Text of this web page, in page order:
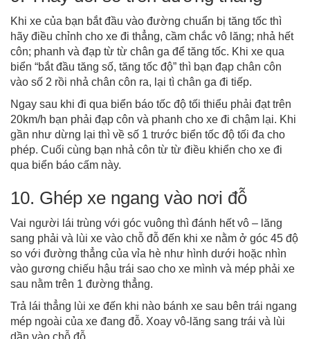
Khi xe của bạn bắt đầu vào đường chuẩn bị tăng tốc thì
hãy điều chỉnh cho xe đi thẳng, cầm chắc vô lăng; nhả hết
côn; phanh và đạp từ từ chân ga để tăng tốc. Khi xe qua
biển “bắt đầu tăng số, tăng tốc độ” thì bạn đạp chân côn
vào số 2 rồi nhả chân côn ra, lại tì chân ga đi tiếp.
Ngay sau khi đi qua biển báo tốc độ tối thiểu phải đạt trên
20km/h bạn phải đạp côn và phanh cho xe đi chậm lại. Khi
gần như dừng lại thì về số 1 trước biển tốc độ tối đa cho
phép. Cuối cùng bạn nhả côn từ từ điều khiển cho xe đi
qua biển báo cấm này.
10. Ghép xe ngang vào nơi đỗ
Vai người lái trùng với góc vuông thì đánh hết vô – lăng
sang phải và lùi xe vào chỗ đỗ đến khi xe nằm ở góc 45 độ
so với đường thẳng của vỉa hè như hình dưới hoặc nhìn
vào gương chiếu hậu trái sao cho xe mình và mép phải xe
sau nằm trên 1 đường thẳng.
Trả lái thẳng lùi xe đến khi nào bánh xe sau bên trái ngang
mép ngoài của xe đang đỗ. Xoay vô-lăng sang trái và lùi
dần vào chỗ đỗ.